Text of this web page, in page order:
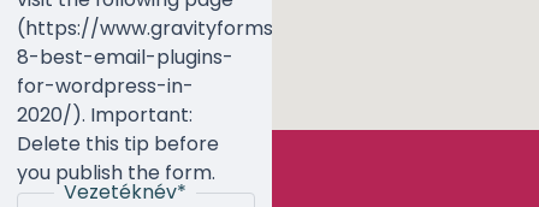
(https://www.gravityforms.com/the-
8-best-email-plugins-
for-wordpress-in-
2020/). Important:
Delete this tip before
you publish the form.
Vezetéknév*